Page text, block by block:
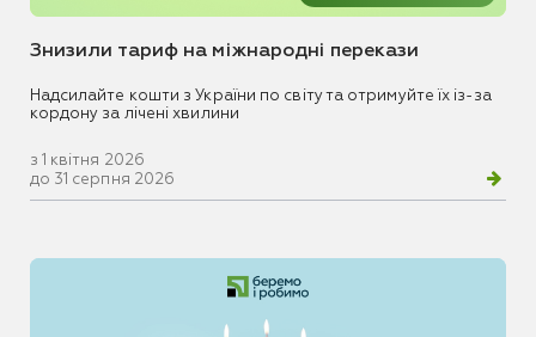
Знизили тариф на міжнародні перекази
Надсилайте кошти з України по світу та отримуйте їх із-за
кордону за лічені хвилини
з 1 квітня 2026
до 31 серпня 2026